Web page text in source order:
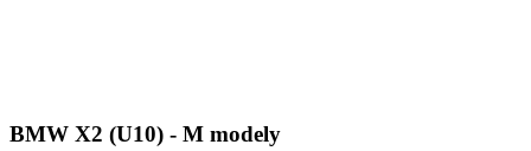
BMW X2 (U10) - M modely